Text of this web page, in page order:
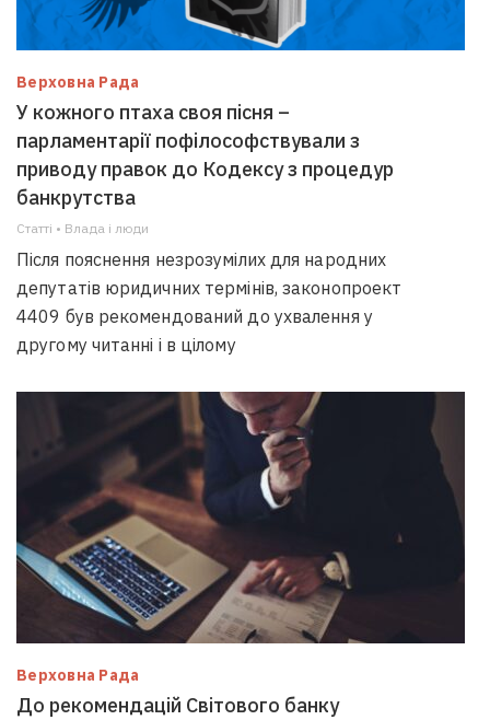
Верховна Рада
У кожного птаха своя пісня –
парламентарії пофілософствували з
приводу правок до Кодексу з процедур
банкрутства
Статті • Влада i люди
Після пояснення незрозумілих для народних
депутатів юридичних термінів, законопроект
4409 був рекомендований до ухвалення у
другому читанні і в цілому
Верховна Рада
До рекомендацій Світового банку